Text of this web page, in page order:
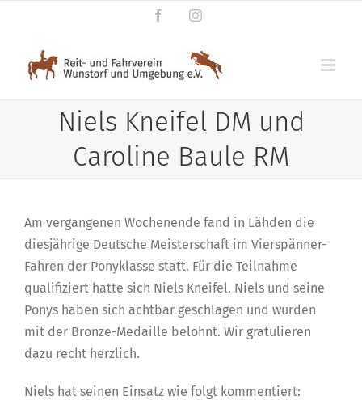
springen
FacebookInstagram
Niels Kneifel DM und
Caroline Baule RM
Am vergangenen Wochenende fand in Lähden die
diesjährige Deutsche Meisterschaft im Vierspänner-
Fahren der Ponyklasse statt. Für die Teilnahme
qualifiziert hatte sich Niels Kneifel. Niels und seine
Ponys haben sich achtbar geschlagen und wurden
mit der Bronze-Medaille belohnt. Wir gratulieren
dazu recht herzlich.
Niels hat seinen Einsatz wie folgt kommentiert: